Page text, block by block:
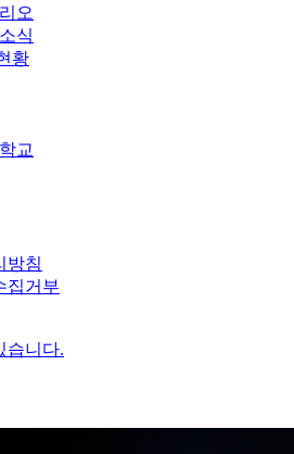
오
식
황
교
방침
집거부
습니다.